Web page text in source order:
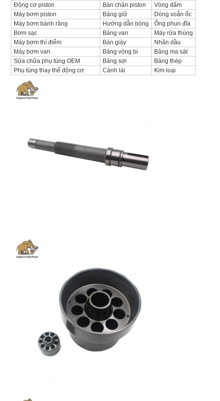
Động cơ piston
Bàn chân piston
Vòng đấm
Máy bơm piston
Bảng giữ
Dòng xoắn ốc
Máy bơm bánh răng
Hướng dẫn bóng
Ống phun đĩa
Bơm sạc
Bảng van
Máy rửa thùng
Máy bơm thí điểm
Bàn giày
Nhãn dầu
Máy bơm van
Bảng vòng bi
Bảng ma sát
Sửa chữa phụ tùng OEM
Bảng sợi
Bảng thép
Phụ tùng thay thế động cơ
Cánh lái Kim loại